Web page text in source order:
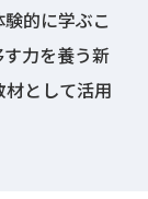
的に学ぶこ
力を養う新
材として活用